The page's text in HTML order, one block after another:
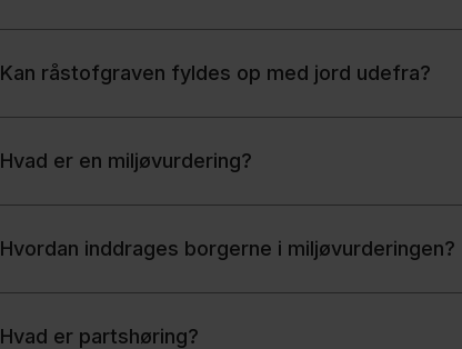
Kan råstofgraven fyldes op med jord udefra?
Hvad er en miljøvurdering?
Hvordan inddrages borgerne i miljøvurderingen?
Hvad er partshøring?